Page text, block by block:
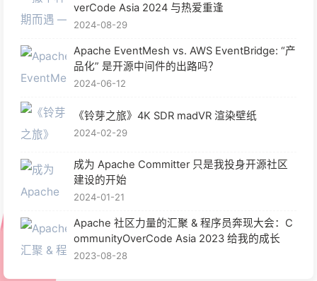
verCode Asia 2024 与热爱重逢
2024-08-29
Apache EventMesh vs. AWS EventBridge: “产
品化” 是开源中间件的出路吗？
2024-06-12
《铃芽之旅》4K SDR madVR 渲染壁纸
2024-02-29
成为 Apache Committer 只是我投身开源社区
建设的开始
2024-01-21
Apache 社区力量的汇聚 & 程序员奔现大会：C
ommunityOverCode Asia 2023 给我的成长
2023-08-28